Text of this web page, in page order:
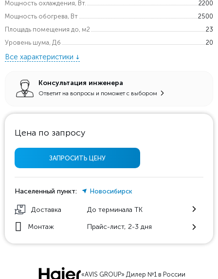
Мощность охлаждения, Вт.
2200
Мощность обогрева, Вт
2500
Площадь помещения до, м2
23
Уровень шума, Дб
20
Все характеристики
Консультация инженера
Ответит на вопросы и поможет с выбором
Цена по запросу
ЗАПРОСИТЬ ЦЕНУ
Населенный пункт: Новосибирск
Доставка До терминала ТК
Монтаж Прайс-лист, 2-3 дня
«AVIS GROUP» Дилер №1 в России